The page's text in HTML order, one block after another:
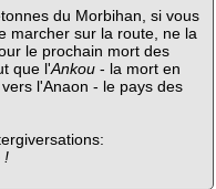
du Morbihan, si vous
marcher sur la route, ne la
le prochain mort des
que l'Ankou- la mort en
l'Anaon - le pays des
!